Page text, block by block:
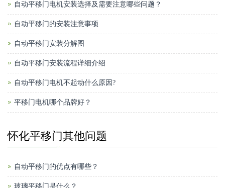
自动平移门电机安装选择及需要注意哪些问题？
自动平移门的安装注意事项
自动平移门安装分解图
自动平移门安装流程详细介绍
自动平移门电机不起动什么原因?
平移门电机哪个品牌好？
怀化平移门其他问题
自动平移门的优点有哪些？
玻璃平移门是什么？